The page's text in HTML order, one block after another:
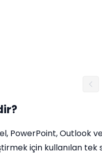
PowerPoint, Outlook
için kullanılan tek